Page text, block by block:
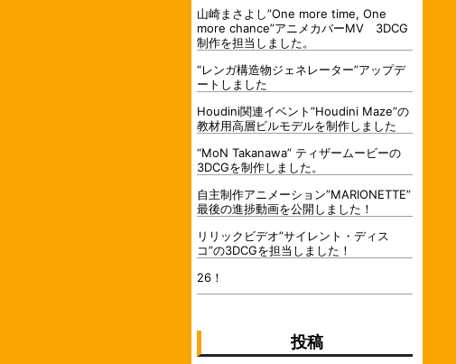
山崎まさよし”One more time, One
more chance”アニメカバーMV 3DCG
制作を担当しました。
“レンガ構造物ジェネレーター”アップデ
ートしました
Houdini関連イベント”Houdini Maze”の
教材用高層ビルモデルを制作しました
“MoN Takanawa” ティザームービーの
3DCGを制作しました。
自主制作アニメーション”MARIONETTE”
最後の進捗動画を公開しました！
リリックビデオ”サイレント・ディス
コ”の3DCGを担当しました！
26！
投稿